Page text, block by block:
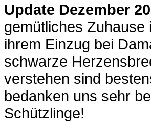
Update Dezember
gemütliches
ihrem Einzug bei
schwarze
verstehen sind
bedanken uns sehr
Schützlinge!